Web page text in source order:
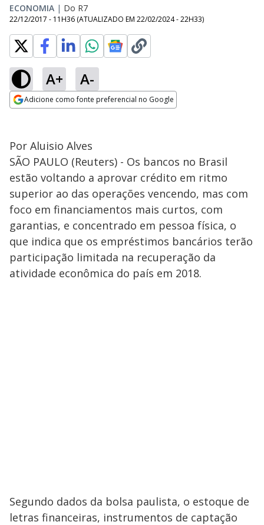
ECONOMIA | Do R7
22/12/2017 - 11H36 (ATUALIZADO EM 22/02/2024 - 22H33)
A+ A-
Adicione como fonte preferencial no Google
Por Aluisio Alves
SÃO PAULO (Reuters) - Os bancos no Brasil
estão voltando a aprovar crédito em ritmo
superior ao das operações vencendo, mas com
foco em financiamentos mais curtos, com
garantias, e concentrado em pessoa física, o
que indica que os empréstimos bancários terão
participação limitada na recuperação da
atividade econômica do país em 2018.
Segundo dados da bolsa paulista, o estoque de
letras financeiras, instrumentos de captação